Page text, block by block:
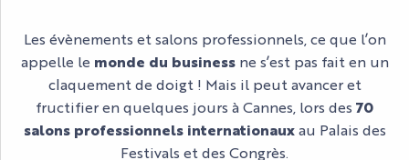
Les évènements et salons professionnels, ce que l’on
appelle le monde du businessne s’est pas fait en un
claquement de doigt ! Mais il peut avancer et
fructifier en quelques jours à Cannes, lors des 70
salons professionnels internationauxau Palais des
Festivals et des Congrès.